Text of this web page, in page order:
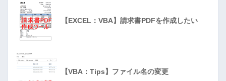
【EXCEL：VBA】請求書PDFを作成したい
【VBA：Tips】ファイル名の変更